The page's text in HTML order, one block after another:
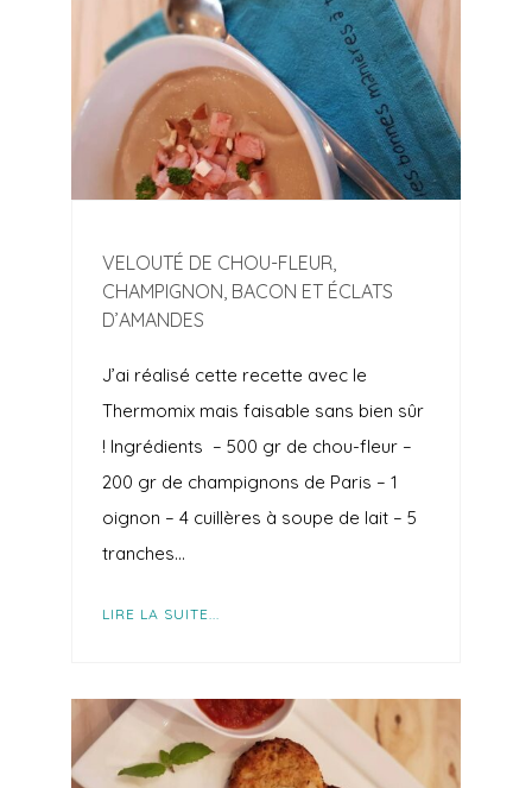
VELOUTÉ DE CHOU-FLEUR,
CHAMPIGNON, BACON ET ÉCLATS
D’AMANDES
J’ai réalisé cette recette avec le
Thermomix mais faisable sans bien sûr
!⁣ Ingrédients ⁣ – 500 gr de chou-fleur⁣ –
200 gr de champignons de Paris⁣ – 1
oignon⁣ – 4 cuillères à soupe de lait⁣ – 5
tranches…
LIRE LA SUITE...